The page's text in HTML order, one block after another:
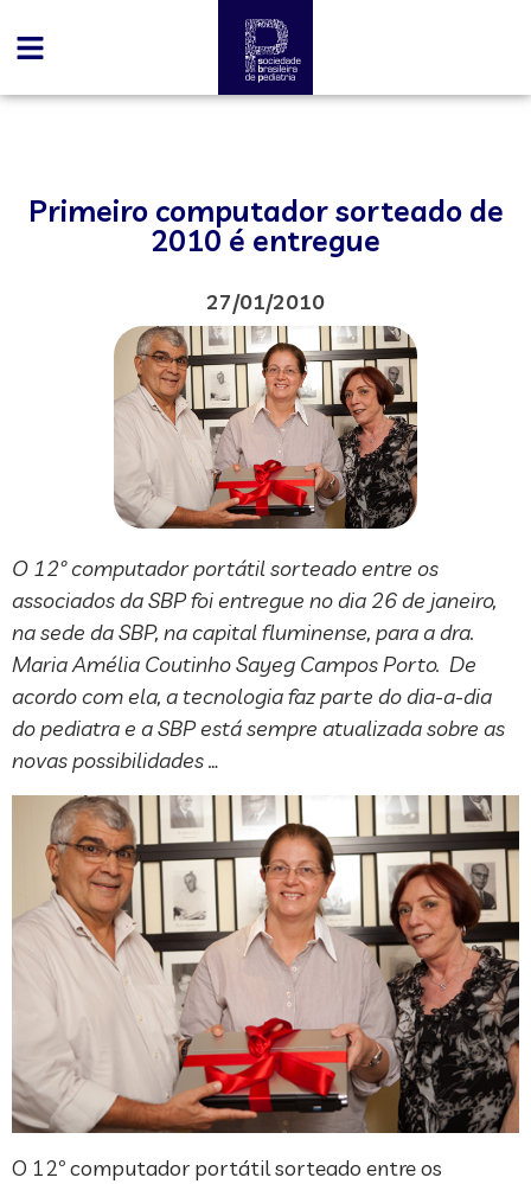
Primeiro computador sorteado de
2010 é entregue
27/01/2010
O 12º computador portátil sorteado entre os
associados da SBP foi entregue no dia 26 de janeiro,
na sede da SBP, na capital fluminense, para a dra.
Maria Amélia Coutinho Sayeg Campos Porto. De
acordo com ela, a tecnologia faz parte do dia-a-dia
do pediatra e a SBP está sempre atualizada sobre as
novas possibilidades …
O 12º computador portátil sorteado entre os